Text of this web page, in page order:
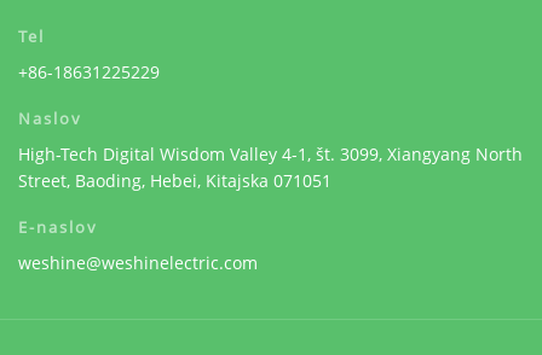
Tel
+86-18631225229
Naslov
High-Tech Digital Wisdom Valley 4-1, št. 3099, Xiangyang North
Street, Baoding, Hebei, Kitajska 071051
E-naslov
weshine@weshinelectric.com